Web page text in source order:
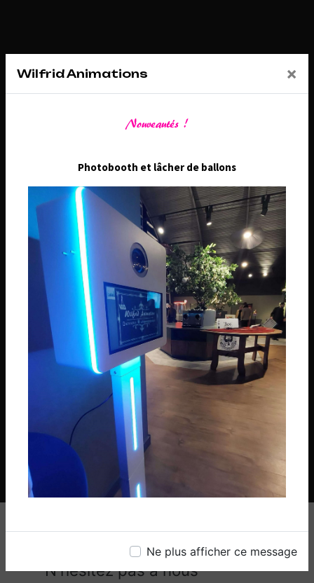
Wilfrid Animations ×
Nouveautés !
Photobooth et lâcher de ballons
Ne plus afficher ce message
Téléphone
06 74 14 59 01
Email
wilfridanimation@orange.fr
N'hésitez pas à nous